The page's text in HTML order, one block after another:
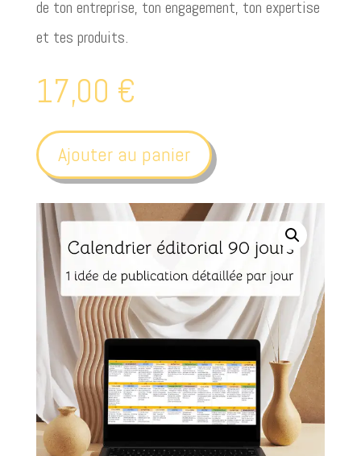
de ton entreprise, ton engagement, ton expertise
et tes produits.
17,00 €
Ajouter au panier